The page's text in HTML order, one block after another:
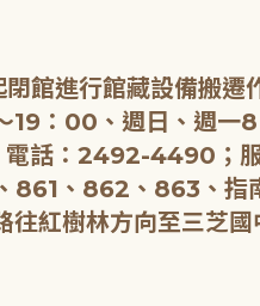
館進行館藏設備搬
19：00、週日、週一
電話：2492-4490；
861、862、863、指
往紅樹林方向至三芝國